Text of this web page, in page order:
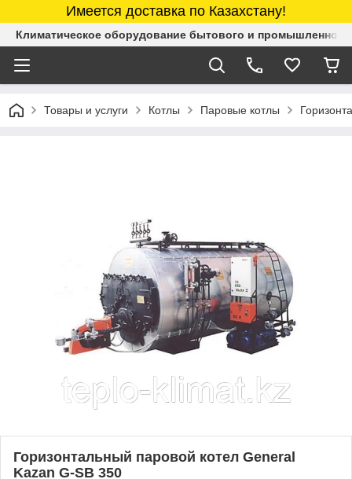
Имеется доставка по Казахстану!
Климатическое оборудование бытового и промышленного
Товары и услуги Котлы Паровые котлы
Горизонтальный паровой котел General
Kazan G-SB 350